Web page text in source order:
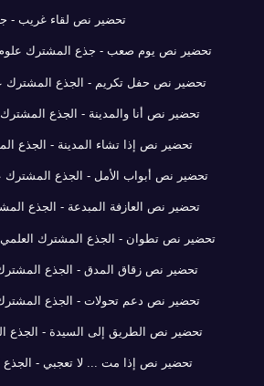
تحضير نص لقاء غريب -
تحضير نص يوم صعب - جذع المشترك علوم
تحضير نص حفل تكريم - الجذع المشترك
تحضير نص أنا والمدينة - الجذع
تحضير نص إذا تشاء المدينة - الجذع
تحضير نص أبواب الأمل - الجذع
تحضير نص العازفة المبدعة - الجذع
تحضير نص تطوان - الجذع المشترك
تحضير نص زقاق المدق - الجذع المشترك
تحضير نص دعم تحولات - الجذع المشترك
تحضير نص الطريق إلى السيدة - الجذع
تحضير نص إذا مت ... لا تعجبي - الجذع